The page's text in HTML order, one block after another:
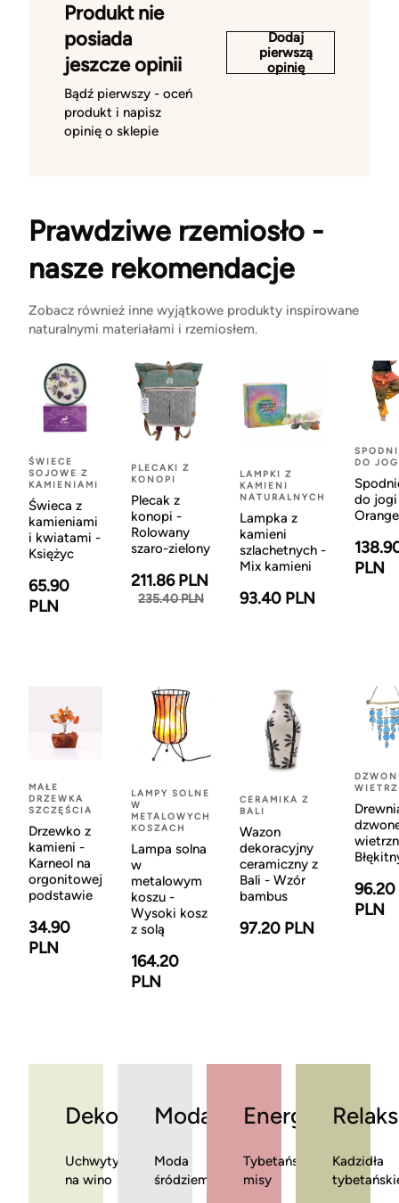
Produkt nie
posiada
jeszcze opinii
Bądź pierwszy - oceń
produkt i napisz
opinię o sklepie
Dodaj
pierwszą
opinię
Prawdziwe rzemiosło -
nasze rekomendacje
Zobacz również inne wyjątkowe produkty inspirowane
naturalnymi materiałami i rzemiosłem.
ŚWIECE
SOJOWE Z
KAMIENIAMI
Świeca z
kamieniami
i kwiatami -
Księżyc
65.90
PLN
PLECAKI Z
KONOPI
Plecak z
konopi -
Rolowany
szaro-zielony
211.86 PLN
235.40 PLN
LAMPKI Z
KAMIENI
NATURALNYCH
Lampka z
kamieni
szlachetnych -
Mix kamieni
93.40 PLN
DO
do
Orange
PLN
MAŁE
DRZEWKA
SZCZĘŚCIA
Drzewko z
kamieni -
Karneol na
orgonitowej
podstawie
34.90
PLN
LAMPY SOLNE
W
METALOWYCH
KOSZACH
Lampa solna
w
metalowym
koszu -
Wysoki kosz
z solą
164.20
PLN
CERAMIKA Z
BALI
Wazon
dekoracyjny
ceramiczny z
Bali - Wzór
bambus
97.20 PLN
96.20
PLN
Dekoracje
Uchwyty
na wino
Moda
Moda
śródziemnomorska
Energia
Tybetańskie
misy
Relaks
Kadzidła